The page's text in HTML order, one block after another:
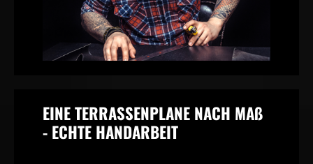
EINE TERRASSENPLANE NACH MAß
- ECHTE HANDARBEIT